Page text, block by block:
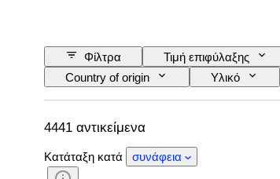
Φίλτρα Τιμή επιφύλαξης
Country of origin
Υλικό
Υπογραφή
Δέσιμο
4441 αντικείμενα
Κατάταξη κατά συνάφεια